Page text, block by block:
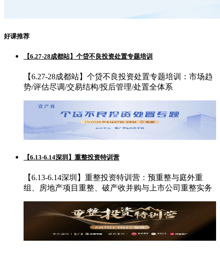
好课推荐
【6.27-28成都站】个贷不良投资处置专题培训
【6.27-28成都站】个贷不良投资处置专题培训：市场趋
势/评估尽调/交易结构/投后管理/处置全体系
【6.13-6.14深圳】重整投资特训营
【6.13-6.14深圳】重整投资特训营：预重整与庭外重
组、房地产项目重整、破产收并购与上市公司重整实务